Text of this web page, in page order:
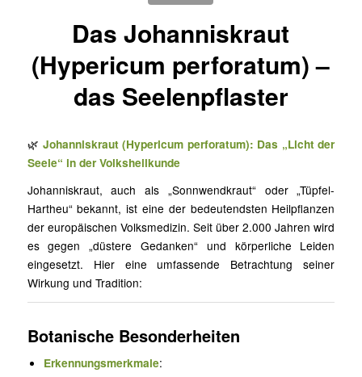
Das Johanniskraut
(Hypericum perforatum) –
das Seelenpflaster
🌿 Johanniskraut (Hypericum perforatum): Das „Licht der
Seele“ in der Volksheilkunde
Johanniskraut, auch als „Sonnwendkraut“ oder „Tüpfel-
Hartheu“ bekannt, ist eine der bedeutendsten Heilpflanzen
der europäischen Volksmedizin. Seit über 2.000 Jahren wird
es gegen „düstere Gedanken“ und körperliche Leiden
eingesetzt. Hier eine umfassende Betrachtung seiner
Wirkung und Tradition:
Botanische Besonderheiten
Erkennungsmerkmale: